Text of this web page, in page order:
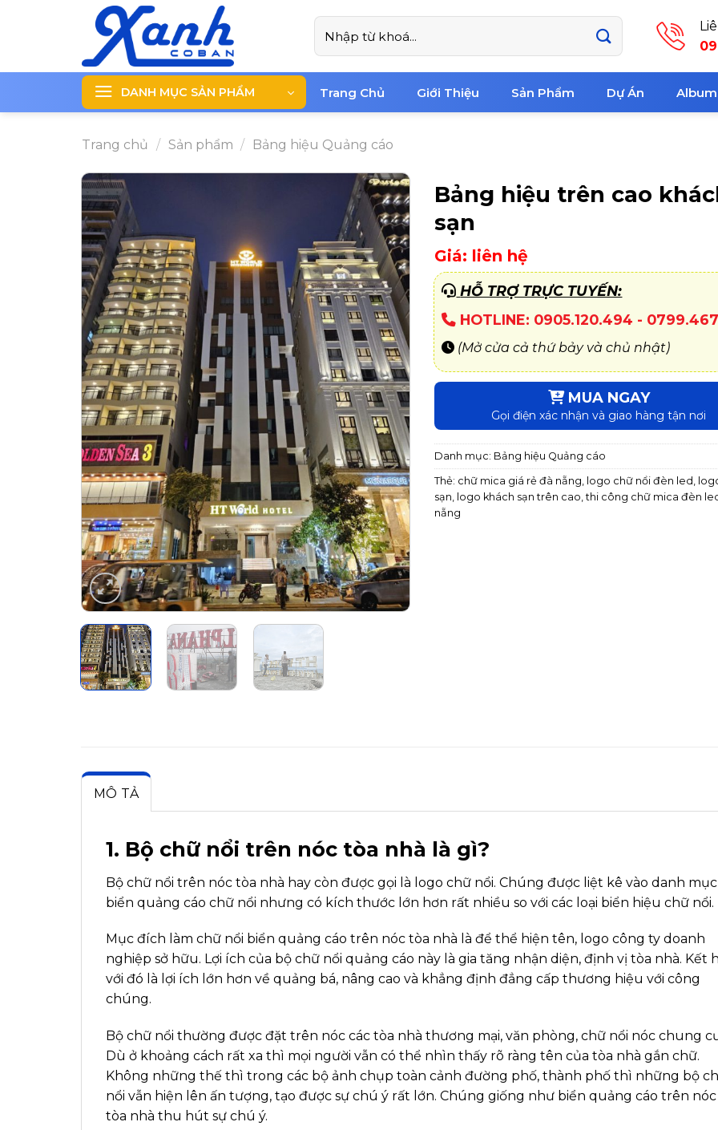
Tìm
kiếm:
DANH MỤC SẢN PHẨM Trang Chủ Giới Thiệu Sản Phẩm Dự Án
Trang chủ / Sản phẩm / Bảng hiệu Quảng cáo
Bảng hiệu trên cao
sạn
Giá: liên hệ
HỖ TRỢ TRỰC TUYẾN:
HOTLINE: 0905.120.494 -
(Mở cửa cả thứ bảy và chủ nhật)
MUA NGAY
Gọi điện xác nhận và giao hàng tận nơi
Danh mục: Bảng hiệu Quảng cáo
Thẻ: chữ mica giá rẻ đà nẵng logo chữ nổi đèn led
sạn logo khách sạn trên cao ,thi công chữ mica đèn
nẵng
MÔ TẢ
1. Bộ chữ nổi trên nóc tòa nhà là gì?
Bộ chữ nổi trên nóc tòa nhà hay còn được gọi là logo chữ nổi. Chúng được liệt kê vào danh mục
biển quảng cáo chữ nổi nhưng có kích thước lớn hơn rất nhiều so với các loại biển hiệu chữ nổi.
Mục đích làm chữ nổi biển quảng cáo trên nóc tòa nhà là để thể hiện tên, logo công ty doanh
nghiệp sở hữu. Lợi ích của bộ chữ nổi quảng cáo này là gia tăng nhận diện, định vị tòa nhà. Kết
với đó là lợi ích lớn hơn về quảng bá, nâng cao và khẳng định đẳng cấp thương hiệu với công
chúng.
Bộ chữ nổi thường được đặt trên nóc các tòa nhà thương mại, văn phòng, chữ nổi nóc chung
Dù ở khoảng cách rất xa thì mọi người vẫn có thể nhìn thấy rõ ràng tên của tòa nhà gắn chữ.
Không những thế thì trong các bộ ảnh chụp toàn cảnh đường phố, thành phố thì những bộ
nổi vẫn hiện lên ấn tượng, tạo được sự chú ý rất lớn. Chúng giống như biển quảng cáo trên nóc
tòa nhà thu hút sự chú ý.